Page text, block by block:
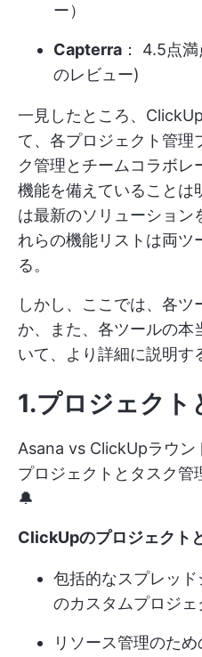
ー）
Capterra ： 4.5点
のレビュー)
一見したところ、
て、各プロジェクト管理
ク管理とチームコラボ
機能を備えていることは
は最新のソリューション
れらの機能リストは両ツ
る。
しかし、ここでは、各
か、また、各ツールの本
いて、より詳細に説明す
1.プロジェクト
Asana vs ClickUpラウン
プロジェクトとタスク管
🔔
ClickUpのプロジェクト
包括的なスプレッ
のカスタムプロジェ
リソース管理のた